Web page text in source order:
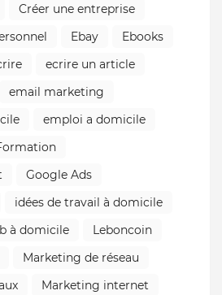
Créer une entreprise
Ebay
Ebooks
ecrire un article
email marketing
emploi a domicile
Google Ads
idées de travail à domicile
à domicile
Leboncoin
Marketing de réseau
Marketing internet